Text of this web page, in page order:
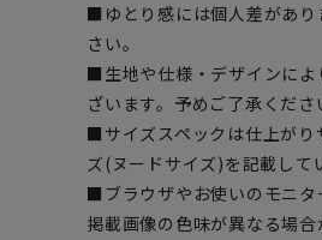
■ゆとり感には個人差があり
さい。
■生地や仕様・デザインによ
ざいます。予めご了承くださ
■サイズスペックは仕上がり
ズ(ヌードサイズ)を記載して
■ブラウザやお使いのモニタ
掲載画像の色味が異なる場合